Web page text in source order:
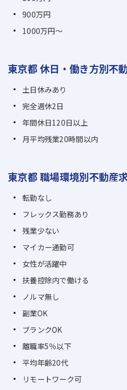
900万円
1000万円～
東京都 休日・働き方別不
土日休みあり
完全週休2日
年間休日120日以上
月平均残業20時間以内
東京都 職場環境別不動産
転勤なし
フレックス勤務あり
残業少ない
マイカー通勤可
女性が活躍中
扶養控除内で働ける
ノルマ無し
副業OK
ブランクOK
離職率5％以下
平均年齢20代
リモートワーク可